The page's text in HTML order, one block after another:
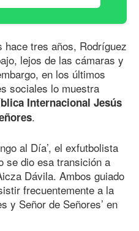
hace tres años, Rodríguez
lejos de las cámaras y
en los últimos
sociales lo muestra
Internacional Jesús
.
al Día’, el exfutbolista
se dio esa transición a
Dávila. Ambos guiado
frecuentemente a la
y Señor de Señores’ en